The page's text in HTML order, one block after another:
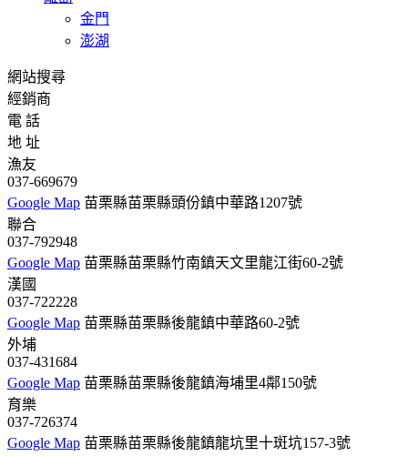
金門
澎湖
網站搜尋
經銷商
電 話
地 址
漁友
037-669679
Google Map 苗栗縣苗栗縣頭份鎮中華路1207號
聯合
037-792948
Google Map 苗栗縣苗栗縣竹南鎮天文里龍江街60-2號
漢國
037-722228
Google Map 苗栗縣苗栗縣後龍鎮中華路60-2號
外埔
037-431684
Google Map 苗栗縣苗栗縣後龍鎮海埔里4鄰150號
育樂
037-726374
Google Map 苗栗縣苗栗縣後龍鎮龍坑里十斑坑157-3號